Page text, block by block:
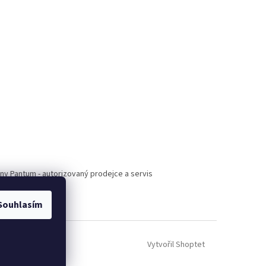
Pantum - autorizovaný prodejce a servis
Vytvořil Shoptet